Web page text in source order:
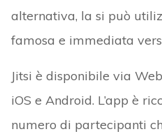
alternativa, la si può
famosa e immediata
Jitsi è disponibile via
iOS e Android. L’app è
numero di partecipanti